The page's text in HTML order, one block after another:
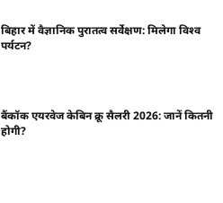
बिहार में वैज्ञानिक पुरातत्व सर्वेक्षण: मिलेगा विश्व
पर्यटन?
बैंकॉक एयरवेज केबिन क्रू सैलरी 2026: जानें कितनी
होगी?